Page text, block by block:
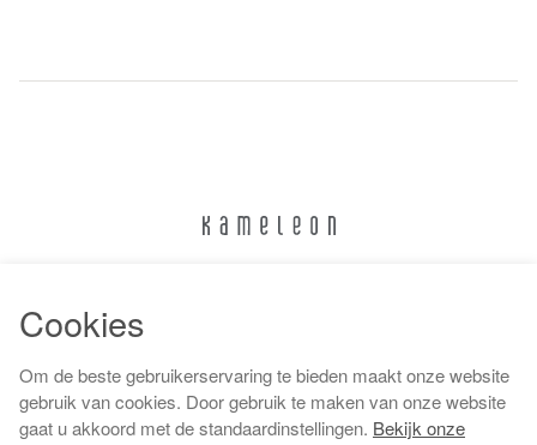
Algemene voorwaarden
Cookies
Om de beste gebruikerservaring te bieden maakt onze website
gebruik van cookies. Door gebruik te maken van onze website
gaat u akkoord met de standaardinstellingen. Bekijk onze